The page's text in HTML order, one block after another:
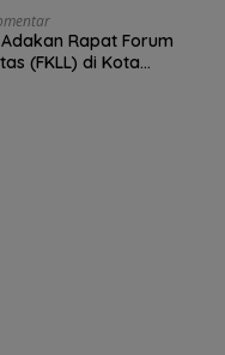
Rapat Forum
(FKLL) di Kota